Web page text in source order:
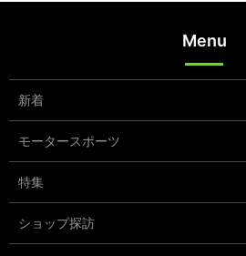
Menu
新着
モータースポーツ
特集
ショップ探訪